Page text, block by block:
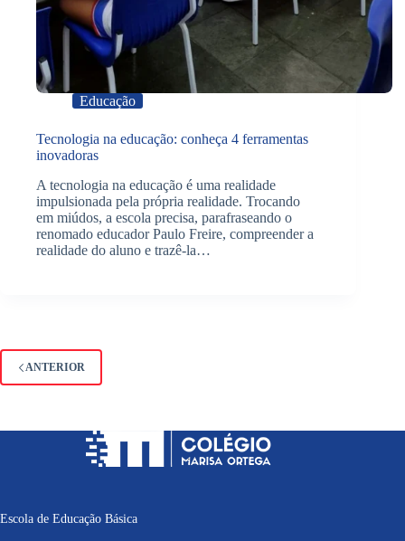
Educação
Tecnologia na educação: conheça 4 ferramentas
inovadoras
A tecnologia na educação é uma realidade
impulsionada pela própria realidade. Trocando
em miúdos, a escola precisa, parafraseando o
renomado educador Paulo Freire, compreender a
realidade do aluno e trazê-la…
ANTERIOR
Escola de Educação Básica